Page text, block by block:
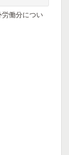
働分につい